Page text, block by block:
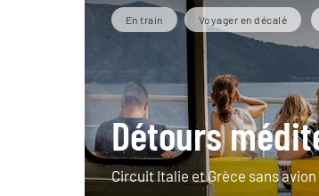
En train Voyager en décalé
Détours
Circuit Italie et Grèce sans